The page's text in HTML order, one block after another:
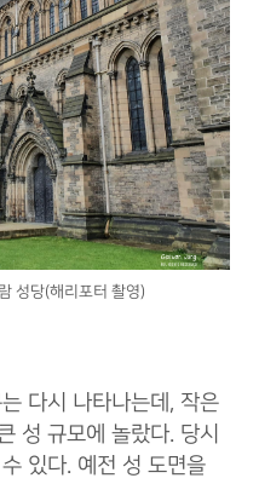
성당(해리포터 촬영)
다시 나타나는데, 작은
성 규모에 놀랐다. 당시
있다. 예전 성 도면을